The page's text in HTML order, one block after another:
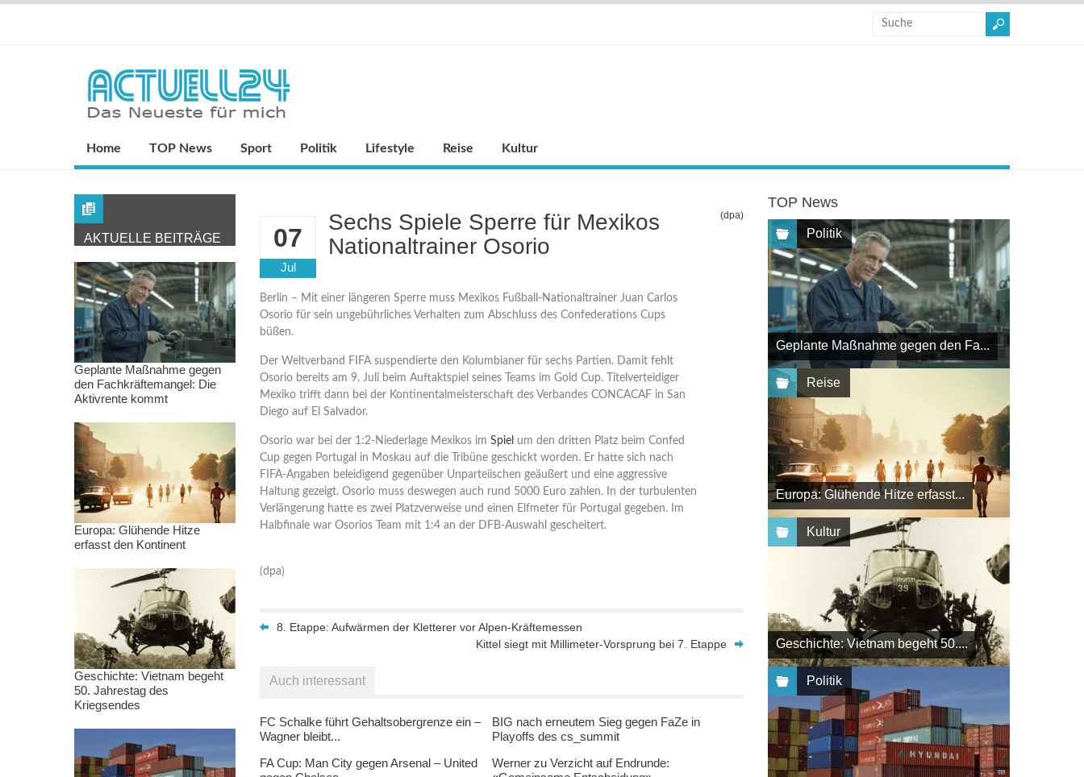
Home TOP News Sport Politik Lifestyle Reise Kultur
07
Jul
Sechs Spiele Sperre für Mexikos
Nationaltrainer Osorio
(dpa)
Berlin – Mit einer längeren Sperre muss Mexikos Fußball-Nationaltrainer Juan Carlos
Osorio für sein ungebührliches Verhalten zum Abschluss des Confederations Cups
büßen.
Der Weltverband FIFA suspendierte den Kolumbianer für sechs Partien. Damit fehlt
Osorio bereits am 9. Juli beim Auftaktspiel seines Teams im Gold Cup. Titelverteidiger
Mexiko trifft dann bei der Kontinentalmeisterschaft des Verbandes CONCACAF in San
Diego auf El Salvador.
Osorio war bei der 1:2-Niederlage Mexikos im Spiel um den dritten Platz beim Confed
Cup gegen Portugal in Moskau auf die Tribüne geschickt worden. Er hatte sich nach
FIFA-Angaben beleidigend gegenüber Unparteiischen geäußert und eine aggressive
Haltung gezeigt. Osorio muss deswegen auch rund 5000 Euro zahlen. In der turbulenten
Verlängerung hatte es zwei Platzverweise und einen Elfmeter für Portugal gegeben. Im
Halbfinale war Osorios Team mit 1:4 an der DFB-Auswahl gescheitert.
(dpa)
8. Etappe: Aufwärmen der Kletterer vor Alpen-Kräftemessen
Kittel siegt mit Millimeter-Vorsprung bei 7. Etappe
Auch interessant
FC Schalke führt Gehaltsobergrenze ein –
Wagner bleibt...
BIG nach erneutem Sieg gegen FaZe in
Playoffs des cs_summit
FA Cup: Man City gegen Arsenal – United
Werner zu Verzicht auf Endrunde:
TOP News
Politik
Geplante Maßnahme gegen den Fa...
Reise
Europa: Glühende Hitze erfasst...
Kultur
Geschichte: Vietnam begeht 50....
Politik
AKTUELLE BEITRÄGE
Geplante Maßnahme gegen
den Fachkräftemangel: Die
Aktivrente kommt
Europa: Glühende Hitze
erfasst den Kontinent
Geschichte: Vietnam begeht
50. Jahrestag des
Kriegsendes